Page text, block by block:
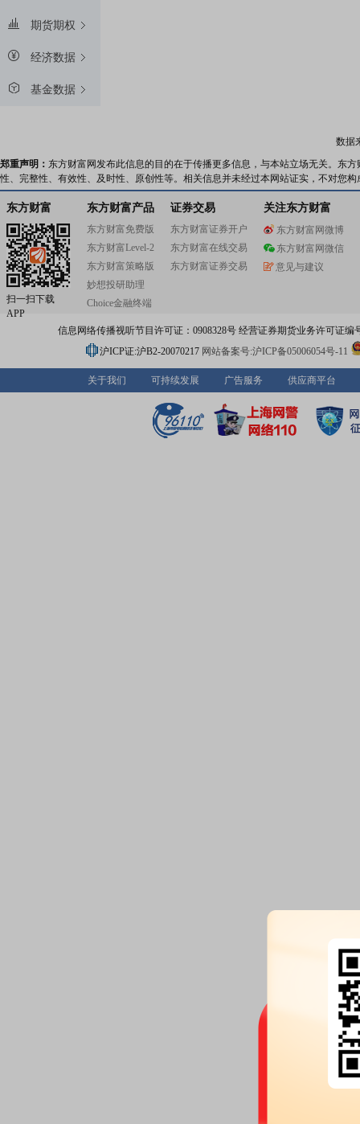
期货期权
经济数据
基金数据
数据
郑重声明： 东方财富网发布此信息的目的在于传播更多信息，与本站立场无关。东
性、完整性、有效性、及时性、原创性等。相关信息并未经过本网站证实，不对您
东方财富
扫一扫下载
APP
东方财富产品
东方财富免费版
东方财富Level-2
东方财富策略版
妙想投研助理
Choice金融终端
证券交易
东方财富证券开户
东方财富在线交易
东方财富证券交易
关注东方财富
东方财富网微博
东方财富网微信
意见与建议
信息网络传播视听节目许可证：0908328号 经营证券期货业务许可证编
沪ICP证:沪B2-20070217 网站备案号:沪ICP备05006054号-11
关于我们 可持续发展 广告服务 供应商平台